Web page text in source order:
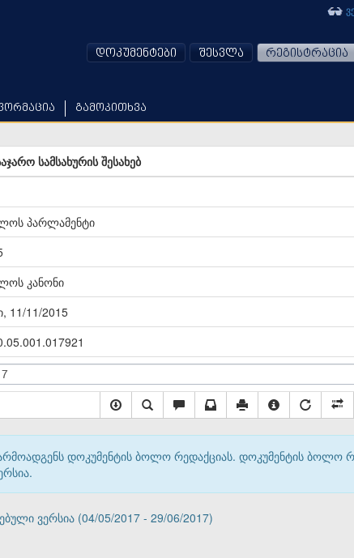
გამოკითხვა
დოკუმენტები შესვლა რეგისტრაცია
სამსახურის შესახებ
პარლამენტი
კანონი
11/11/2015
დოკუმენტის ბოლო რედაქციას. დოკუმენტის ბოლო
ვერსია (04/05/2017 - 29/06/2017)